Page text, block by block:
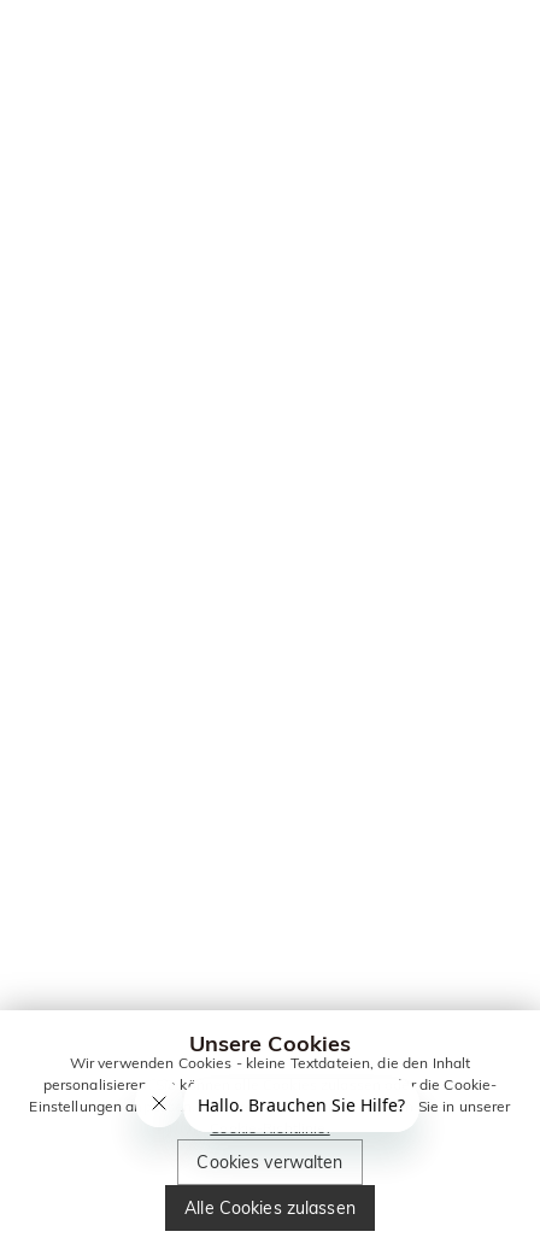
Unsere Cookies
Wir verwenden Cookies - kleine Textdateien, die den Inhalt
personalisieren. Sie können alle Cookies zulassen oder die Cookie-
Einstellungen anpassen. Weitere Informationen erhalten Sie in unserer
Cookie-Richtlinie.
Cookies verwalten
Alle Cookies zulassen